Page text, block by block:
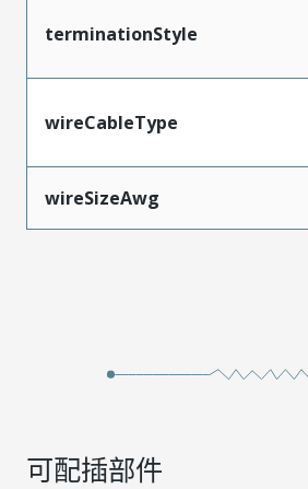
terminationStyle
wireCableType
wireSizeAwg
可配插部件